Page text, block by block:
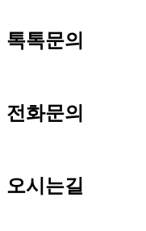
톡톡문의
전화문의
오시는길